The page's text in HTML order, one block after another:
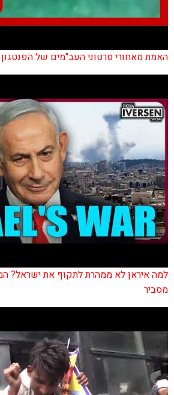
האמת מאחורי סרטוני העב"מים של הפנטגון
למה איראן לא ממהרת לתקוף את ישראל?
מסביר